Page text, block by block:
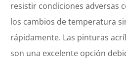
resistir condiciones adversas
los cambios de temperatura
rápidamente. Las pinturas
son una excelente opción